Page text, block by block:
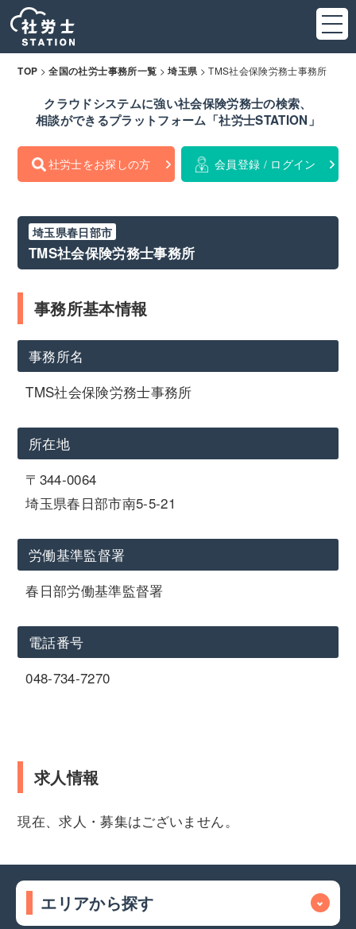
TOP >全国の社労士事務所一覧 >埼玉県 >TMS社会保険労務士事務所
クラウドシステムに強い社会保険労務士の検索、
相談ができるプラットフォーム「社労士STATION」
社労士をお探しの方 会員登録 / ログイン
埼玉県春日部市
TMS社会保険労務士事務所
事務所基本情報
事務所名
TMS社会保険労務士事務所
所在地
〒344-0064
埼玉県春日部市南5-5-21
労働基準監督署
春日部労働基準監督署
電話番号
048-734-7270
求人情報
現在、求人・募集はございません。
エリアから探す